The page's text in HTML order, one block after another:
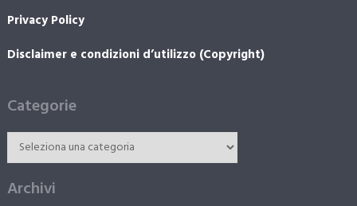
Privacy Policy
Disclaimer e condizioni d’utilizzo (Copyright)
Categorie
Archivi